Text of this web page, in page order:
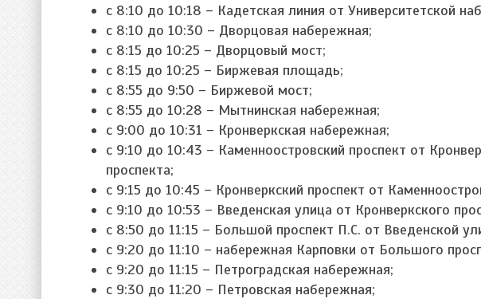
с 8:10 до 10:18 – Кадетская линия от Университетской
с 8:10 до 10:30 – Дворцовая набережная;
с 8:15 до 10:25 – Дворцовый мост;
с 8:15 до 10:25 – Биржевая площадь;
с 8:55 до 9:50 – Биржевой мост;
с 8:55 до 10:28 – Мытнинская набережная;
с 9:00 до 10:31 – Кронверкская набережная;
с 9:10 до 10:43 – Каменноостровский проспект от
проспекта;
с 9:15 до 10:45 – Кронверкский проспект от
с 9:10 до 10:53 – Введенская улица от Кронверкского
с 8:50 до 11:15 – Большой проспект П.С. от Введенской
с 9:20 до 11:10 – набережная Карповки от Большого
с 9:20 до 11:15 – Петроградская набережная;
с 9:30 до 11:20 – Петровская набережная;